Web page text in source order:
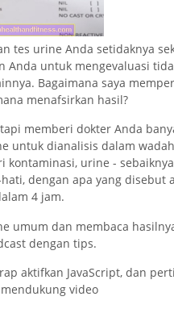
tes urine Anda setidaknya
Anda untuk mengevaluasi
Bagaimana saya
menafsirkan hasil?
memberi dokter Anda
untuk dianalisis dalam
kontaminasi, urine -
dengan apa yang disebut
4 jam.
umum dan membaca
dengan tips.
aktifkan JavaScript, dan
video